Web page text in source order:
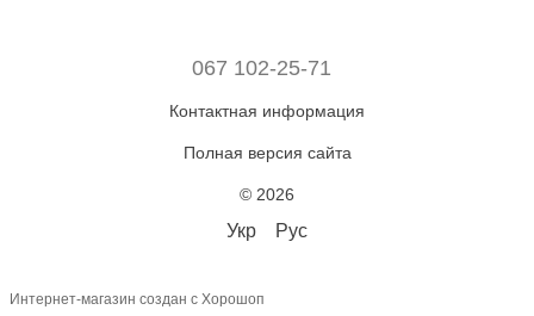
067 102-25-71
Контактная информация
Полная версия сайта
© 2026
Укр Рус
Интернет-магазин создан с Хорошоп